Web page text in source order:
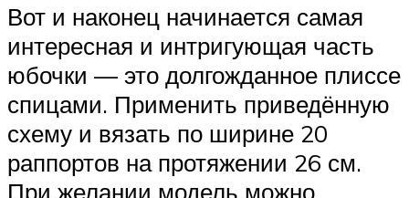
Вот и наконец начинается самая
интересная и интригующая часть
юбочки — это долгожданное плиссе
спицами. Применить приведённую
схему и вязать по ширине 20
раппортов на протяжении 26 см.
При желании модель можно